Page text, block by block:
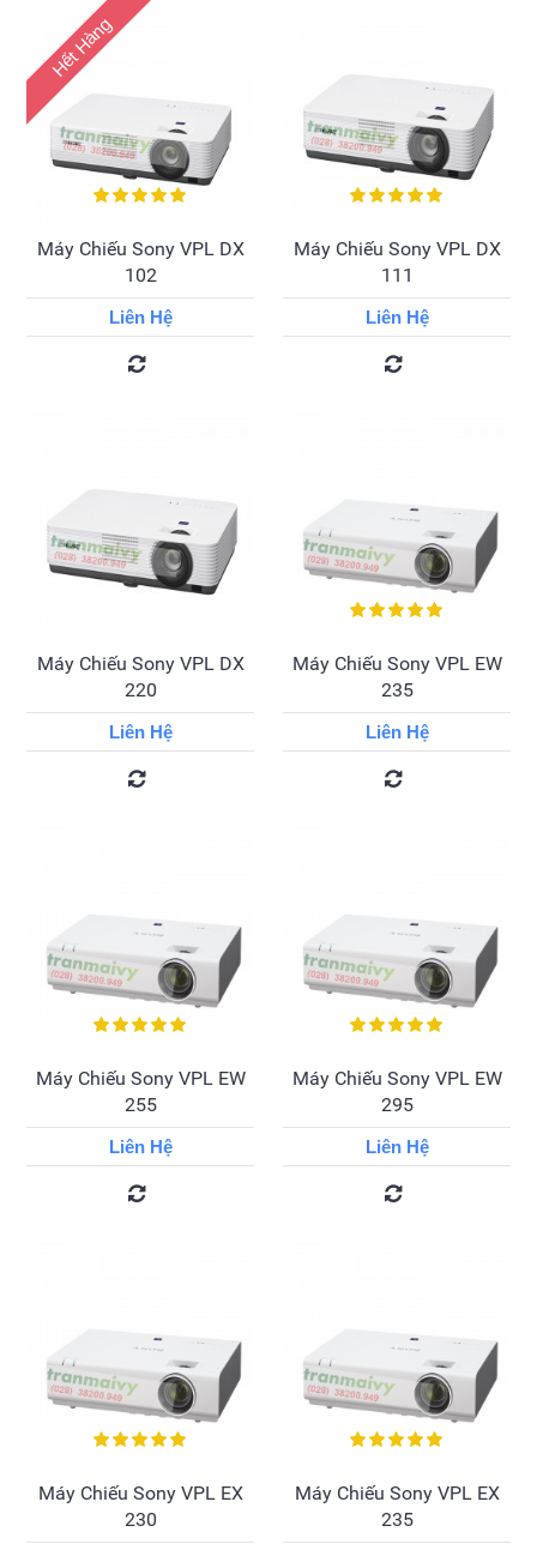
Hết Hàng
Máy Chiếu Sony VPL DX
102
Liên Hệ
Máy Chiếu Sony VPL DX
111
Liên Hệ
Máy Chiếu Sony VPL DX
220
Liên Hệ
Máy Chiếu Sony VPL EW
235
Liên Hệ
Máy Chiếu Sony VPL EW
255
Liên Hệ
Máy Chiếu Sony VPL EW
295
Liên Hệ
Máy Chiếu Sony VPL EX
230
Máy Chiếu Sony VPL EX
235